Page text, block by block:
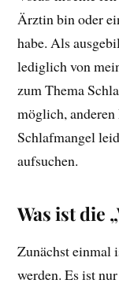
Ärztin bin oder
habe. Als
lediglich von
zum Thema
möglich,
Schlafmangel
aufsuchen.
Was ist die
Zunächst einmal
werden. Es ist